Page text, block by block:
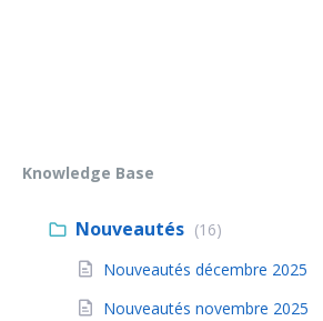
Knowledge Base
Nouveautés (16)
Nouveautés décembre 2025
Nouveautés novembre 2025